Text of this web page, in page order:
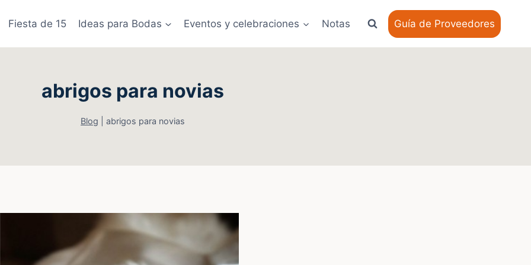
Fiesta de 15 Ideas para Bodas Eventos y celebraciones Notas Guía de Proveedores
abrigos para novias
Blog abrigos para novias